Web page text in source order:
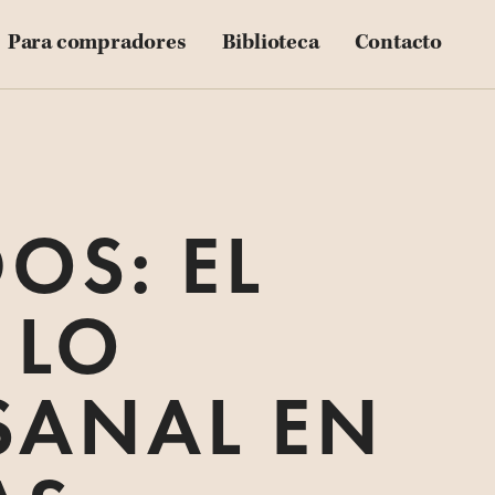
Para compradores Biblioteca
Downloadables
Videos
Contacto
EL
EN